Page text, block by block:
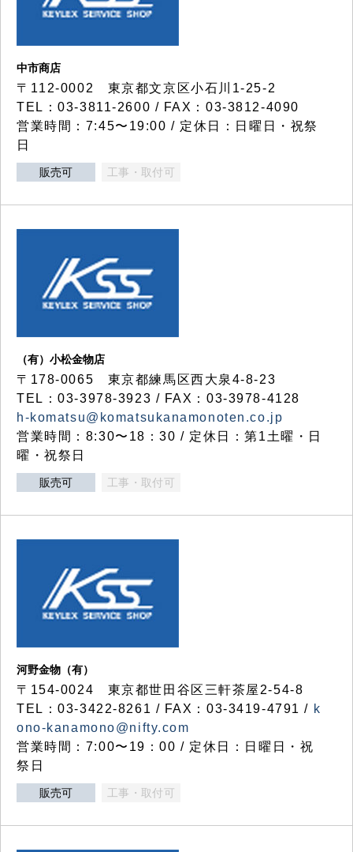
中市商店
〒112-0002 東京都文京区小石川1-25-2
TEL：03-3811-2600 / FAX：03-3812-4090
営業時間：7:45〜19:00 / 定休日：日曜日・祝祭
日
販売可 工事・取付可
（有）小松金物店
〒178-0065 東京都練馬区西大泉4-8-23
TEL：03-3978-3923 / FAX：03-3978-4128
h-komatsu@komatsukanamonoten.co.jp
営業時間：8:30〜18：30 / 定休日：第1土曜・日
曜・祝祭日
販売可 工事・取付可
河野金物（有）
〒154-0024 東京都世田谷区三軒茶屋2-54-8
TEL：03-3422-8261 / FAX：03-3419-4791 / k
ono-kanamono@nifty.com
営業時間：7:00〜19：00 / 定休日：日曜日・祝
祭日
販売可 工事・取付可